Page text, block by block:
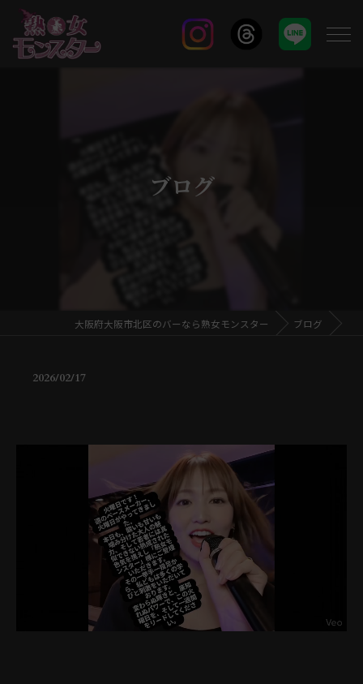
ブログ
大阪府大阪市北区のバーなら熟女モンスター ブログ
2026/02/17